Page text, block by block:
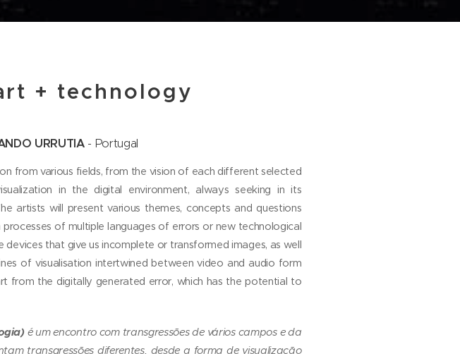
+ technology
URRUTIA- Portugal
from various fields, from the vision of each different selected
in the digital environment, always seeking in its
artists will present various themes, concepts and questions
of multiple languages of errors or new technological
that give us incomplete or transformed images, as well
of visualisation intertwined between video and audio form
from the digitally generated error, which has the potential to
é um encontro com transgressões de vários campos e da
transgressões diferentes, desde a forma de visualização